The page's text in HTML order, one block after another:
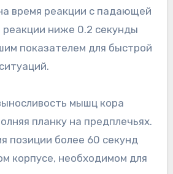
время реакции с падающей
реакции ниже 0.2 секунды
показателем для быстрой
мышц кора
планку на предплечьях.
позиции более 60 секунд
корпусе, необходимом для